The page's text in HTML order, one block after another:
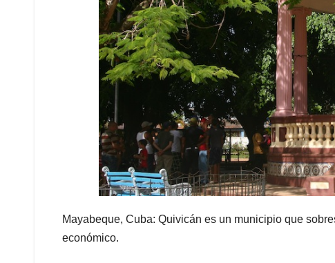
Mayabeque, Cuba: Quivicán es un municipio que
económico.